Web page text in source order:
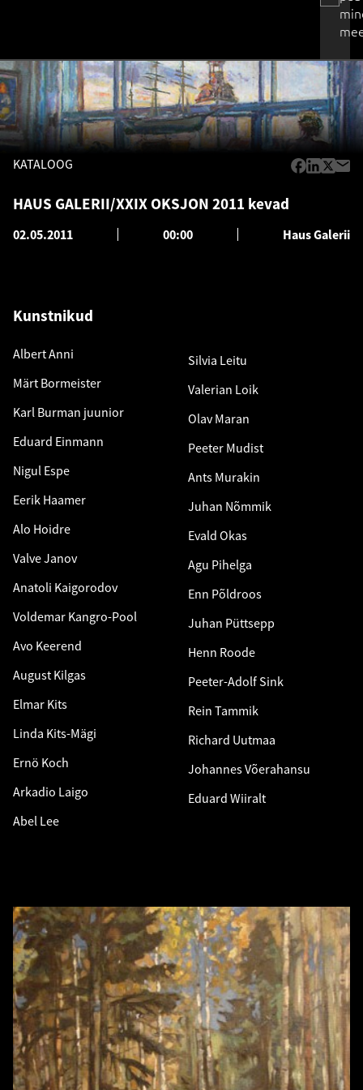
KATALOOG
HAUS GALERII/XXIX OKSJON 2011 kevad
02.05.2011 00:00 Haus Galerii
Kunstnikud
Albert Anni
Märt Bormeister
Karl Burman juunior
Eduard Einmann
Nigul Espe
Eerik Haamer
Alo Hoidre
Valve Janov
Anatoli Kaigorodov
Voldemar Kangro-Pool
Avo Keerend
August Kilgas
Elmar Kits
Linda Kits-Mägi
Ernö Koch
Arkadio Laigo
Abel Lee
Silvia Leitu
Valerian Loik
Olav Maran
Peeter Mudist
Ants Murakin
Juhan Nõmmik
Evald Okas
Agu Pihelga
Enn Põldroos
Juhan Püttsepp
Henn Roode
Peeter-Adolf Sink
Rein Tammik
Richard Uutmaa
Johannes Võerahansu
Eduard Wiiralt